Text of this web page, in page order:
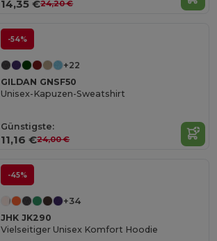
14,35 €24,20 €
-54%
+22
GILDAN GNSF50
Unisex-Kapuzen-Sweatshirt
Günstigste:
11,16 €24,00 €
-45%
+34
JHK JK290
Vielseitiger Unisex Komfort Hoodie